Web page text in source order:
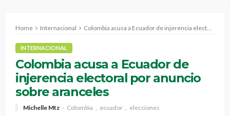
Home Internacional Colombia acusa a Ecuador de injerencia electoral por anuncio sobre aranceles
INTERNACIONAL
Colombia acusa a Ecuador de
injerencia electoral por anuncio
sobre aranceles
Michelle Mtz Colombia ecuador elecciones